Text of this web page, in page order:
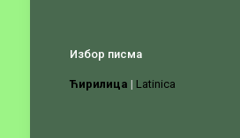
Избор писма
Ћирилица | Latinica